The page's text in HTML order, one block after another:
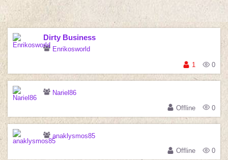
Dirty Business
Enrikosworld
1 0
Nariel86
Offline
0
anaklysmos85
Offline
0